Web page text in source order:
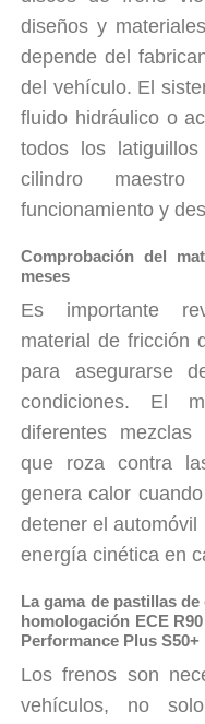
diseños y
depende del
del vehículo. El
fluido hidráulico o
todos los
cilindro
funcionamiento y
Comprobación del
meses
Es importante
material de fricción
para asegurarse
condiciones. El
diferentes mezclas
que roza contra
genera calor
detener el
energía cinética en
La gama de pastillas
homologación ECE
Performance Plus S50+
Los frenos son
vehículos, no